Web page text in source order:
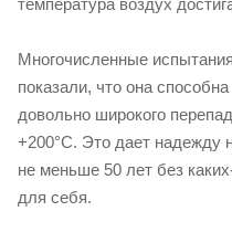
температура воздух
Многочисленные
показали, что она
довольно широкого
+200°С. Это дает надежду
не меньше 50 лет без
для себя.